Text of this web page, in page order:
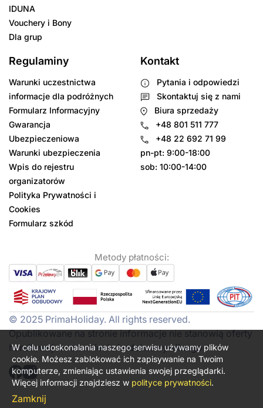
IDUNA
Vouchery i Bony
Dla grup
Regulaminy
Warunki uczestnictwa
informacje dla podróżnych
Formularz Informacyjny
Gwarancja
Ubezpieczeniowa
Warunki ubezpieczenia
Wpis do rejestru
organizatorów
Polityka Prywatności i
Cookies
Formularz szkód
Kontakt
Pytania i odpowiedzi
Skontaktuj się z nami
Biura sprzedaży
+48 801 511 777
+48 22 692 71 99
pn-pt: 9:00-18:00
sob: 10:00-14:00
Metody płatności:
© 2025 PrimaHoliday. All rights reserved.
Opublikowane na stronie informacje nie stanowią oferty
handlowej w rozumieniu kodeksu cywilnego
W celu udoskonalania naszego serwisu używamy plików
cookie. Możesz zablokować ich zapisywanie na Twoim
komputerze, zmieniając ustawienia swojej przeglądarki.
Więcej informacji znajdziesz w polityce prywatności.
Zamknij